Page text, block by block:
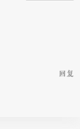
回复